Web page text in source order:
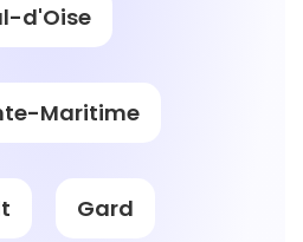
d'Oise
Maritime
Gard